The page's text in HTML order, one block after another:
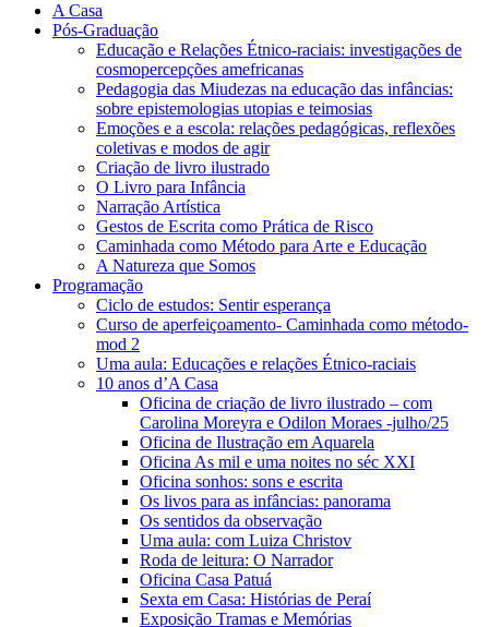
A Casa
Pós-Graduação
Educação e Relações Étnico-raciais: investigações de
cosmopercepções amefricanas
Pedagogia das Miudezas na educação das infâncias:
sobre epistemologias utopias e teimosias
Emoções e a escola: relações pedagógicas, reflexões
coletivas e modos de agir
Criação de livro ilustrado
O Livro para Infância
Narração Artística
Gestos de Escrita como Prática de Risco
Caminhada como Método para Arte e Educação
A Natureza que Somos
Programação
Ciclo de estudos: Sentir esperança
Curso de aperfeiçoamento- Caminhada como método-
mod 2
Uma aula: Educações e relações Étnico-raciais
10 anos d’A Casa
Oficina de criação de livro ilustrado – com
Carolina Moreyra e Odilon Moraes -julho/25
Oficina de Ilustração em Aquarela
Oficina As mil e uma noites no séc XXI
Oficina sonhos: sons e escrita
Os livos para as infâncias: panorama
Os sentidos da observação
Uma aula: com Luiza Christov
Roda de leitura: O Narrador
Oficina Casa Patuá
Sexta em Casa: Histórias de Peraí
Exposição Tramas e Memórias